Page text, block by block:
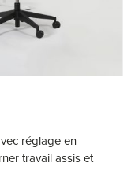
réglage en
travail assis et